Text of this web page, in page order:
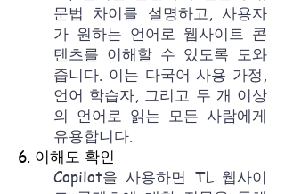
문법 차이를 설명하고, 사용자
가 원하는 언어로 웹사이트 콘
텐츠를 이해할 수 있도록 도와
줍니다. 이는 다국어 사용 가정,
언어 학습자, 그리고 두 개 이상
의 언어로 읽는 모든 사람에게
유용합니다.
6. 이해도 확인
Copilot을 사용하면 TL 웹사이